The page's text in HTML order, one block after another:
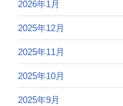
2026年1月
2025年12月
2025年11月
2025年10月
2025年9月